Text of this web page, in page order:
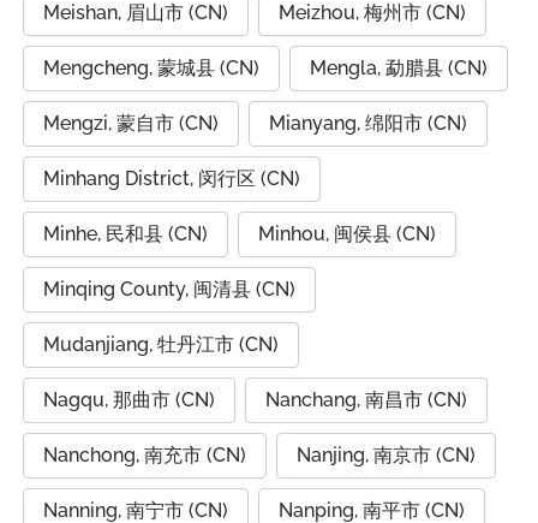
Meishan, 眉山市 (CN) Meizhou, 梅州市 (CN)
Mengcheng, 蒙城县 (CN) Mengla, 勐腊县 (CN)
Mengzi, 蒙自市 (CN) Mianyang, 绵阳市 (CN)
Minhang District, 闵行区 (CN)
Minhe, 民和县 (CN) Minhou, 闽侯县 (CN)
Minqing County, 闽清县 (CN)
Mudanjiang, 牡丹江市 (CN)
Nagqu, 那曲市 (CN) Nanchang, 南昌市 (CN)
Nanchong, 南充市 (CN) Nanjing, 南京市 (CN)
Nanning, 南宁市 (CN) Nanping, 南平市 (CN)